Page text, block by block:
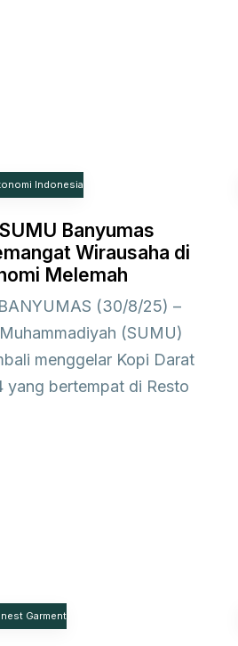
Indonesia
Banyumas
Wirausaha di
Melemah
(30/8/25) –
(SUMU)
menggelar Kopi Darat
yang bertempat di Resto
Garment